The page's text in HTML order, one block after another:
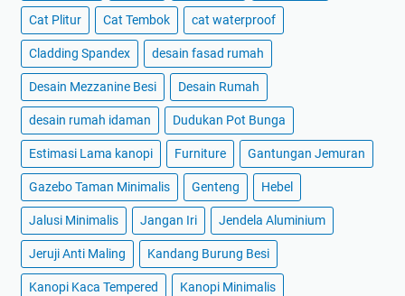
Cat Plitur Cat Tembok cat waterproof
Cladding Spandex desain fasad rumah
Desain Mezzanine Besi Desain Rumah
desain rumah idaman Dudukan Pot Bunga
Estimasi Lama kanopi Furniture Gantungan Jemuran
Gazebo Taman Minimalis Genteng Hebel
Jalusi Minimalis Jangan Iri Jendela Aluminium
Jeruji Anti Maling Kandang Burung Besi
Kanopi Kaca Tempered Kanopi Minimalis